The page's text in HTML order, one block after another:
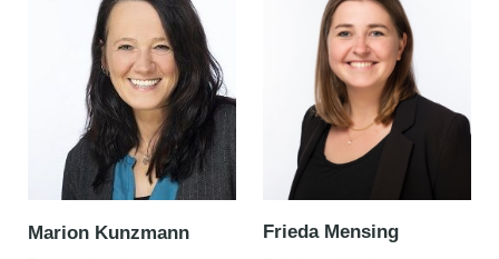
Marion Kunzmann Frieda Mensing